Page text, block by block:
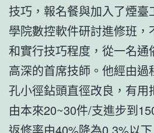
技巧，報名餐與加入了煙
學院數控軟件研討進修班，
和實行技巧程度，從一名通
高深的首席技師。他經由過
孔小徑鉆頭直徑改良，有用
由本來20~30件/支進步到
返修率由40%降為0.3%以